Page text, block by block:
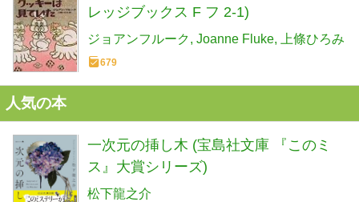
レッジブックス F フ 2-1)
ジョアンフルーク Joanne Fluke 上條ひろみ
679
人気の本
一次元の挿し木 (宝島社文庫 『このミ
ス』大賞シリーズ)
松下龍之介